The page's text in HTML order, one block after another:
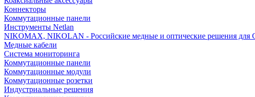
Коннекторы
Коммутационные панели
Инструменты Netlan
NIKOMAX, NIKOLAN - Российские медные и оптические решения для
Медные кабели
Система мониторинга
Коммутационные панели
Коммутационные модули
Коммутационные розетки
Индустриальные решения